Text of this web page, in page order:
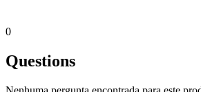
0
Questions